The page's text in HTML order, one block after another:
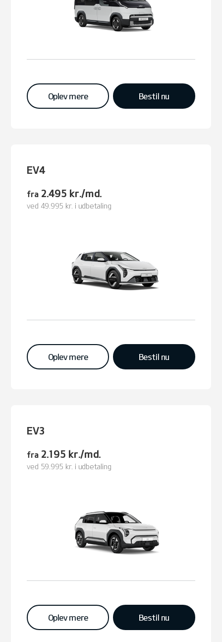
Oplev mere Bestil nu
EV4
fra2.495 kr./md.
ved 49.995 kr. i udbetaling
Oplev mere Bestil nu
EV3
fra2.195 kr./md.
ved 59.995 kr. i udbetaling
Oplev mere Bestil nu